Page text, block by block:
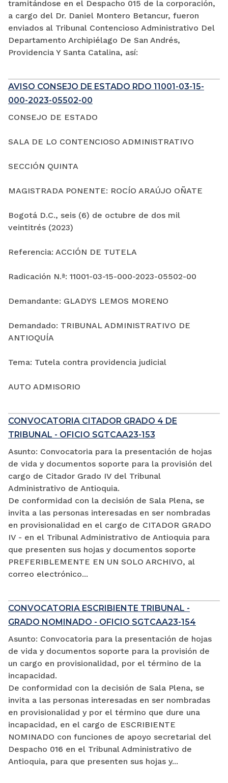
tramitándose en el Despacho 015 de la corporación,
a cargo del Dr. Daniel Montero Betancur, fueron
enviados al Tribunal Contencioso Administrativo Del
Departamento Archipiélago De San Andrés,
Providencia Y Santa Catalina, así:
AVISO CONSEJO DE ESTADO RDO 11001-03-15-
000-2023-05502-00
CONSEJO DE ESTADO
SALA DE LO CONTENCIOSO ADMINISTRATIVO
SECCIÓN QUINTA
MAGISTRADA PONENTE: ROCÍO ARAÚJO OÑATE
Bogotá D.C., seis (6) de octubre de dos mil
veintitrés (2023)
Referencia: ACCIÓN DE TUTELA
Radicación N.ª: 11001-03-15-000-2023-05502-00
Demandante: GLADYS LEMOS MORENO
Demandado: TRIBUNAL ADMINISTRATIVO DE
ANTIOQUÍA
Tema: Tutela contra providencia judicial
AUTO ADMISORIO
CONVOCATORIA CITADOR GRADO 4 DE
TRIBUNAL - OFICIO SGTCAA23-153
Asunto: Convocatoria para la presentación de hojas
de vida y documentos soporte para la provisión del
cargo de Citador Grado IV del Tribunal
Administrativo de Antioquia.
De conformidad con la decisión de Sala Plena, se
invita a las personas interesadas en ser nombradas
en provisionalidad en el cargo de CITADOR GRADO
IV - en el Tribunal Administrativo de Antioquia para
que presenten sus hojas y documentos soporte
PREFERIBLEMENTE EN UN SOLO ARCHIVO, al
correo electrónico...
CONVOCATORIA ESCRIBIENTE TRIBUNAL -
GRADO NOMINADO - OFICIO SGTCAA23-154
Asunto: Convocatoria para la presentación de hojas
de vida y documentos soporte para la provisión de
un cargo en provisionalidad, por el término de la
incapacidad.
De conformidad con la decisión de Sala Plena, se
invita a las personas interesadas en ser nombradas
en provisionalidad y por el término que dure una
incapacidad, en el cargo de ESCRIBIENTE
NOMINADO con funciones de apoyo secretarial del
Despacho 016 en el Tribunal Administrativo de
Antioquia, para que presenten sus hojas y...